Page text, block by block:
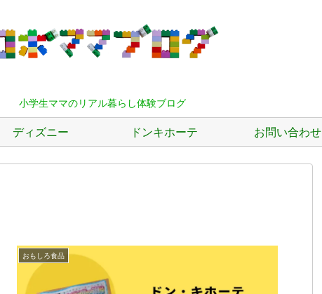
小学生ママのリアル暮らし体験ブログ
ディズニー ドンキホーテ お問い合わせ
おもしろ食品